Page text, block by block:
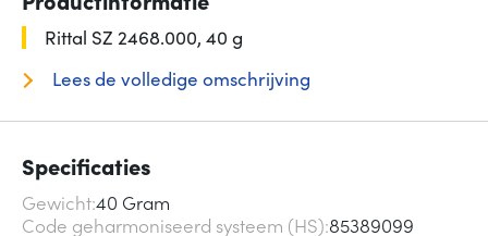
Rittal SZ 2468.000, 40 g
Lees de volledige omschrijving
Specificaties
Gewicht40 Gram
Code geharmoniseerd systeem (HS) 85389099